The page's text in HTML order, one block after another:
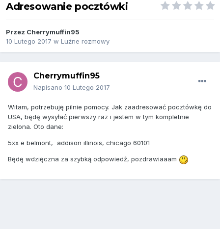
Adresowanie pocztówki
Przez Cherrymuffin95
10 Lutego 2017 w Luźne rozmowy
Cherrymuffin95
Napisano 10 Lutego 2017
Witam, potrzebuję pilnie pomocy. Jak zaadresować pocztówkę do
USA, będę wysyłać pierwszy raz i jestem w tym kompletnie
zielona. Oto dane:
5xx e belmont, addison illinois, chicago 60101
Będę wdzięczna za szybką odpowiedź, pozdrawiaaam